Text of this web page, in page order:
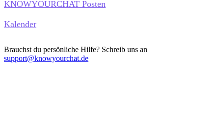
KNOWYOURCHAT Posten
Kalender
Brauchst du persönliche Hilfe? Schreib uns an
support@knowyourchat.de